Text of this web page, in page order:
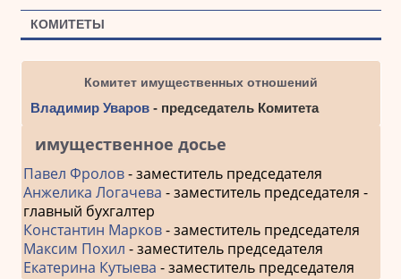
КОМИТЕТЫ
Комитет имущественных отношений
Владимир Уваров- председатель Комитета
имущественное досье
Павел Фролов- заместитель председателя
Анжелика Логачева - заместитель председателя -
главный бухгалтер
Константин Марков- заместитель председателя
Максим Похил - заместитель председателя
Екатерина Кутыева - заместитель председателя